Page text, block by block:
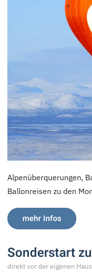
Alpenüberquerungen,
Ballonreisen zu den
mehr Infos
Sonderstart
direkt vor der eigenen